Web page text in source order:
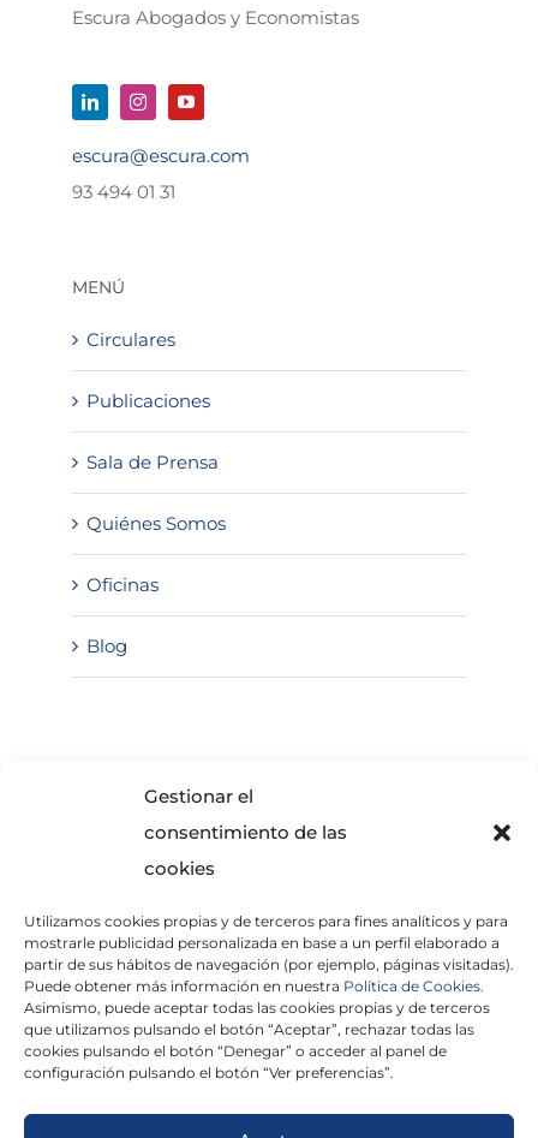
Gestionar el
consentimiento de las
cookies
Utilizamos cookies propias y de terceros para fines analíticos y para
mostrarle publicidad personalizada en base a un perfil elaborado a
partir de sus hábitos de navegación (por ejemplo, páginas visitadas).
Puede obtener más información en nuestra Política de Cookies.
Asimismo, puede aceptar todas las cookies propias y de terceros
que utilizamos pulsando el botón “Aceptar”, rechazar todas las
cookies pulsando el botón “Denegar” o acceder al panel de
configuración pulsando el botón “Ver preferencias”.
Escura Abogados y Economistas
escura@escura.com
93 494 01 31
MENÚ
Circulares
Publicaciones
Sala de Prensa
Quiénes Somos
Oficinas
Blog
He leído y acepto laPolítica de Privacidad